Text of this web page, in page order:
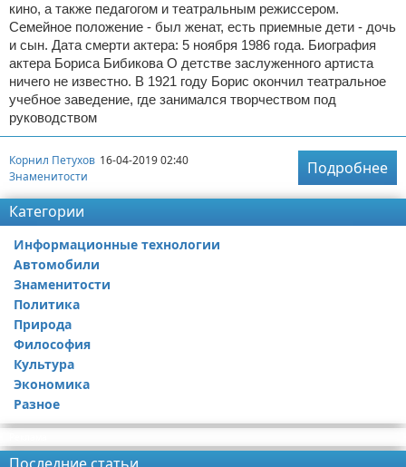
кино, а также педагогом и театральным режиссером.
Семейное положение - был женат, есть приемные дети - дочь
и сын. Дата смерти актера: 5 ноября 1986 года. Биография
актера Бориса Бибикова О детстве заслуженного артиста
ничего не известно. В 1921 году Борис окончил театральное
учебное заведение, где занимался творчеством под
руководством
Корнил Петухов 16-04-2019 02:40
Знаменитости
Подробнее
Категории
Информационные технологии
Автомобили
Знаменитости
Политика
Природа
Философия
Культура
Экономика
Разное